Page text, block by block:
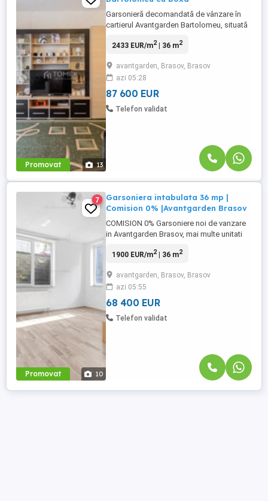
Promovat 13
Garsonieră decomandată de vânzare în
cartierul Avantgarden Bartolomeu, situată
zonă liniștită și foarte bine dezvoltată.
compartimentare practică și eficientă,
fiind ideală atât pentru locuit, cât și pentru
investiție. Locuința beneficiază ...
2433 EUR/m2| 36 m2
avantgarden, Brasov, Brasov
azi 05:28
87 600 EUR
Telefon validat
Promovat 10
7
Garsoniera intabulata 36 mp |
Comision 0% |Avantgarden Brasov
COMISION 0% Garsoniere noi de vanzare
in Avantgarden Brasov, mai multe unitati
rezidential Avantgarden din Brasov sunt
potrivite atat pentru locuire, cat si pentru
investitie. Proprietatile se afla intr-un
proiect rezidential ...
1900 EUR/m2| 36 m2
avantgarden, Brasov, Brasov
azi 05:55
68 400 EUR
Telefon validat